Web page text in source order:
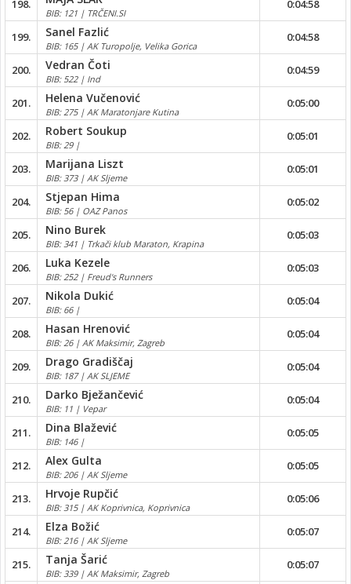
198.
BIB: 121 | TRČENI.SI
0:04:58
199. Sanel Fazlić
BIB: 165 | AK Turopolje, Velika Gorica
0:04:58
200. Vedran Čoti
BIB: 522 | Ind
0:04:59
201. Helena Vučenović
BIB: 275 | AK Maratonjare Kutina
0:05:00
202. Robert Soukup
BIB: 29 |
0:05:01
203. Marijana Liszt
BIB: 373 | AK Sljeme
0:05:01
204. Stjepan Hima
BIB: 56 | OAZ Panos
0:05:02
205. Nino Burek
BIB: 341 | Trkači klub Maraton, Krapina
0:05:03
206. Luka Kezele
BIB: 252 | Freud's Runners
0:05:03
207. Nikola Dukić
BIB: 66 |
0:05:04
208. Hasan Hrenović
BIB: 26 | AK Maksimir, Zagreb
0:05:04
209. Drago Gradiščaj
BIB: 187 | AK SLJEME
0:05:04
210. Darko Bježančević
BIB: 11 | Vepar
0:05:04
211. Dina Blažević
BIB: 146 |
0:05:05
212. Alex Gulta
BIB: 206 | AK Sljeme
0:05:05
213. Hrvoje Rupčić
BIB: 315 | AK Koprivnica, Koprivnica
0:05:06
214. Elza Božić
BIB: 216 | AK Sljeme
0:05:07
215. Tanja Šarić
BIB: 339 | AK Maksimir, Zagreb
0:05:07